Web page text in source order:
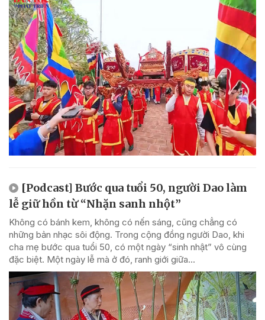
[Podcast] Bước qua tuổi 50, người Dao làm
lễ giữ hồn từ “Nhặn sanh nhột”
Không có bánh kem, không có nến sáng, cũng chẳng có
những bản nhạc sôi động. Trong cộng đồng người Dao, khi
cha mẹ bước qua tuổi 50, có một ngày “sinh nhật” vô cùng
đặc biệt. Một ngày lễ mà ở đó, ranh giới giữa...